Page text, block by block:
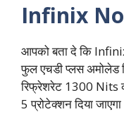
Infinix
आपको बता दे कि
फुल एचडी प्लस अमोलेड
रिफ्रेशरेट 1300 Nits
5 प्रोटेक्शन दिया